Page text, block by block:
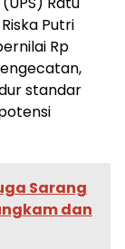
Putri
Rp
standar
Sarang
dan